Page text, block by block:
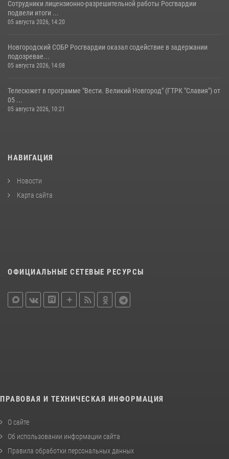
Сотрудники лицензионно-разрешительной работы Росгвардии
подвели итоги ...
05 августа 2026, 14:20
Новгородский СОБР Росгвардии оказал содействие в задержании
подозревае...
05 августа 2026, 14:08
Телесюжет в программе "Вести. Великий Новгород" (ГТРК "Славия") от
05 ...
05 августа 2026, 10:21
НАВИГАЦИЯ
Новости
Карта сайта
ОФИЦИАЛЬНЫЕ СЕТЕВЫЕ РЕСУРСЫ
ПРАВОВАЯ И ТЕХНИЧЕСКАЯ ИНФОРМАЦИЯ
О сайте
Об использовании информации сайта
Правила обработки персональных данных